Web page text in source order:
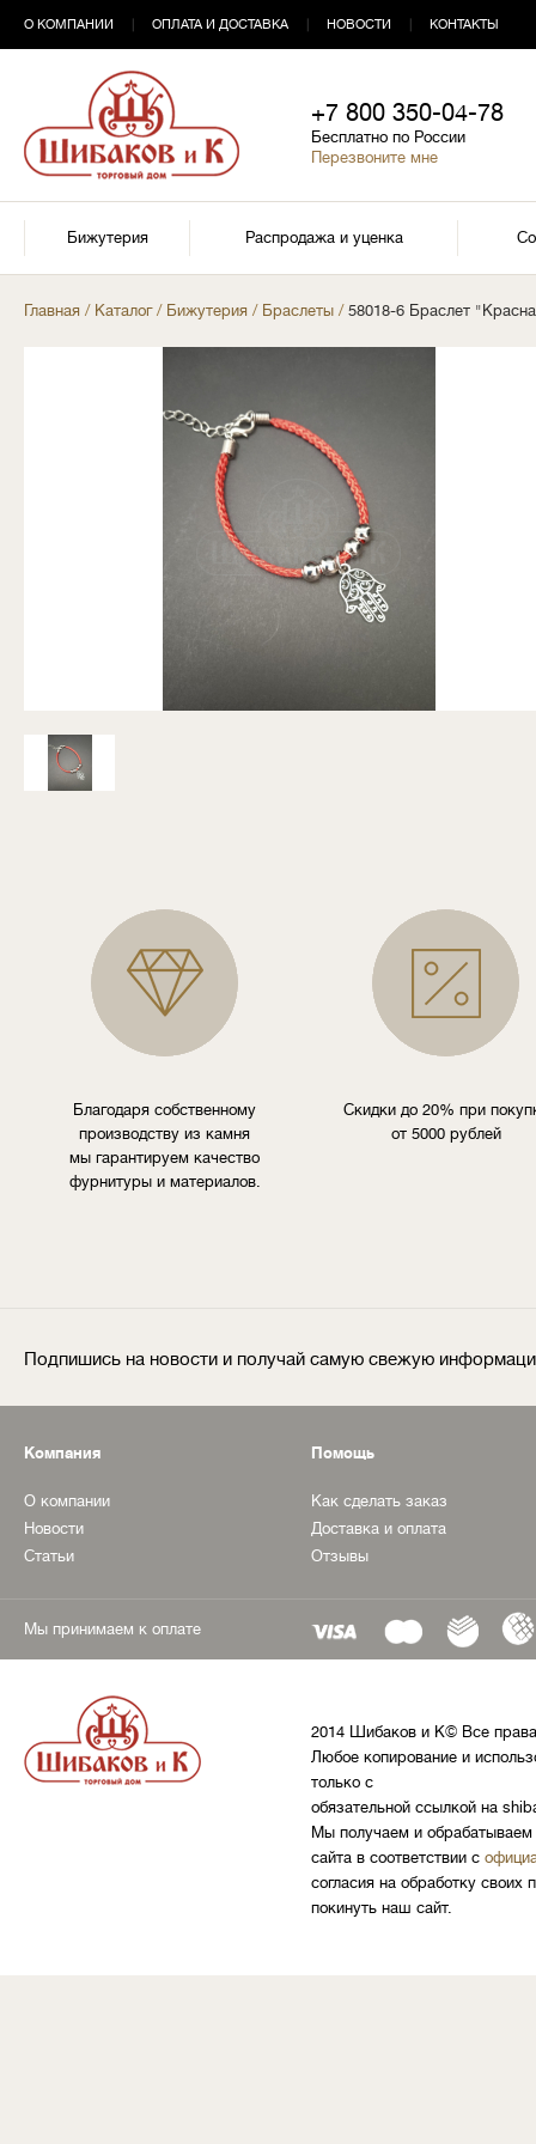
О КОМПАНИИ ОПЛАТА И ДОСТАВКА НОВОСТИ КОНТАКТЫ
+7 800 350-04-78
Бесплатно по России
Перезвоните мне
Бижутерия Распродажа и уценка
Главная / Каталог/ Бижутерия / Браслеты / 58018-6 Браслет
Благодаря собственному
производству из камня
мы гарантируем качество
фурнитуры и материалов.
Скидки до 20% при
от 5000 рублей
Подпишись на новости и получай самую свежую
Компания
О компании
Новости
Статьи
Помощь
Как сделать заказ
Доставка и оплата
Отзывы
Мы принимаем к оплате
2014 Шибаков и К© Все
Любое копирование и
только с
обязательной ссылкой на
Мы получаем и обрабатываем
сайта в соответствии с
согласия на обработку
покинуть наш сайт.